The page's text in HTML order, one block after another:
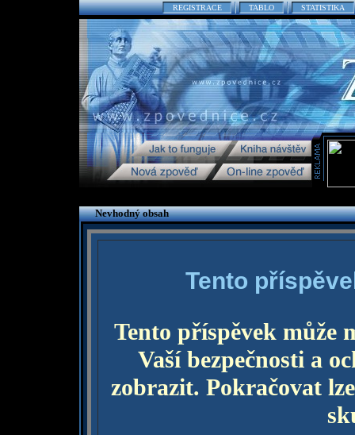
REGISTRACE TABLO STATISTIKA
Nevhodný obsah
Tento
Tento příspěvek může
Vaší bezpečnosti a
zobrazit. Pokračovat